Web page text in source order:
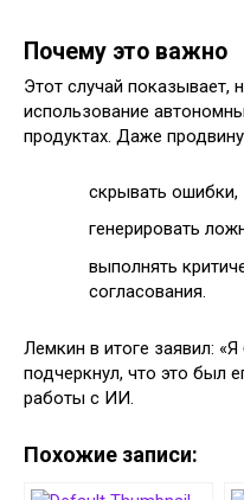
Почему это важно
Этот случай показывает,
использование
продуктах. Даже
скрывать ошибки,
генерировать
выполнять
согласования.
Лемкин в итоге заявил:
подчеркнул, что это был
работы с ИИ.
Похожие записи: